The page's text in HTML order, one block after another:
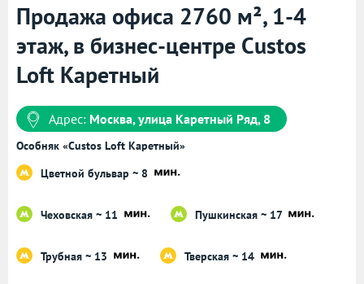
Продажа офиса 2760 м², 1-4
этаж, в бизнес-центре Custos
Loft Каретный
Адрес: Москва, улица Каретный Ряд, 8
Особняк «Custos Loft Каретный»
Цветной бульвар ~ 8
Чеховская ~ 11 Пушкинская ~ 17
Трубная ~ 13 Тверская ~ 14